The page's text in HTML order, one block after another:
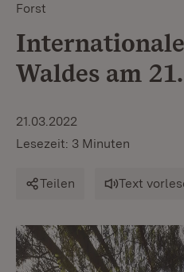
Forst
Waldes am
21.03.2022
Lesezeit: 3 Minuten
Teilen Text